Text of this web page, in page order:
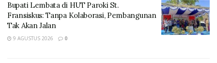
Bupati Lembata di HUT Paroki St.
Fransiskus: Tanpa Kolaborasi, Pembangunan
Tak Akan Jalan
9 AGUSTUS 2026 0